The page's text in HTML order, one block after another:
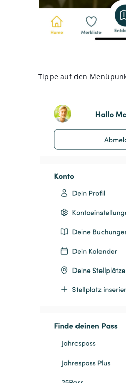
Tippe auf den